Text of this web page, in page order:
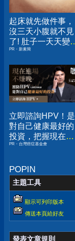
起床就先做件事，
沒三天小腹就不見
了! 肚子一天天變
小！
PR・新素簡
立即諮詢HPV！是
對自己健康最好的
投資，把握現在不
嫌晚！
PR・台灣癌症基金會
POPIN
主題工具
顯示可列印版本
傳送本頁給好友
發表文章規則